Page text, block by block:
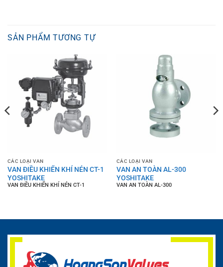
SẢN PHẨM TƯƠNG TỰ
CÁC LOẠI VAN
VAN ĐIỀU KHIỂN KHÍ NÉN CT-1
YOSHITAKE
VAN ĐIỀU KHIỂN KHÍ NÉN CT-1
CÁC LOẠI VAN
VAN AN TOÀN AL-300
YOSHITAKE
VAN AN TOÀN AL-300